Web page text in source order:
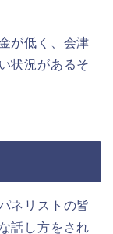
が低く、会津
状況があるそ
ネリストの皆
話し方をされ